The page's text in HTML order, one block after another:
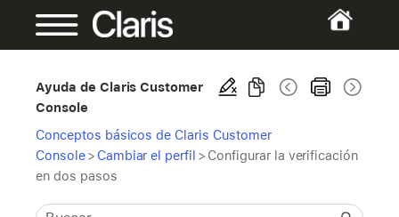
Ayuda de Claris Customer
Console
Conceptos básicos de Claris Customer
Console> Cambiar el perfil > Configurar la verificación
en dos pasos